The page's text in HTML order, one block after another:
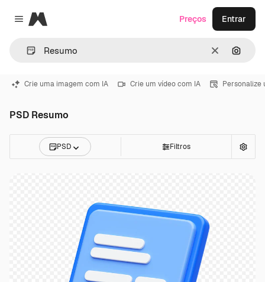
Close menu
Magnific
Limpar
Preços Entrar
Crie uma imagem com IA Crie um vídeo com IA Personalize
PSD Resumo
PSD Filtros